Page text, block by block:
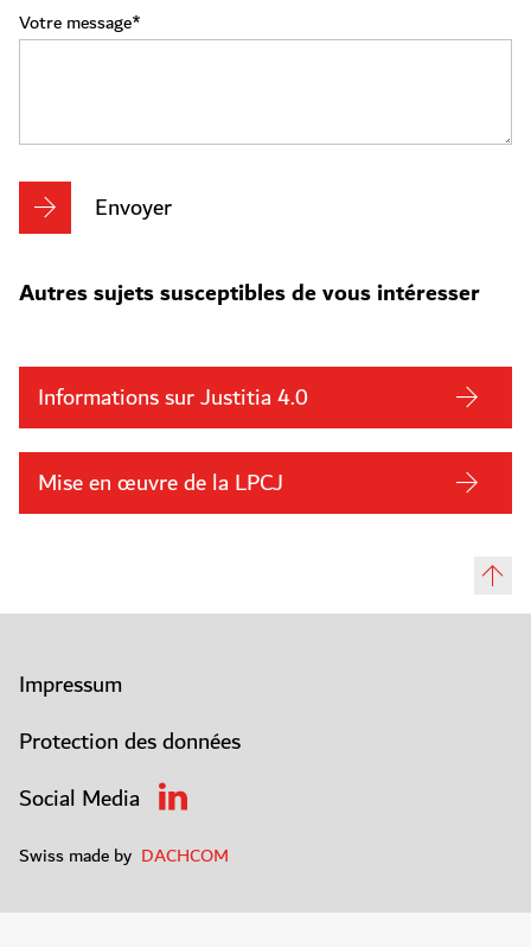
Votre message
Envoyer
Autres sujets susceptibles de vous intéresser
Informations sur Justitia 4.0
Mise en œuvre de la LPCJ
Impressum
Protection des données
Social Media
Swiss made by DACHCOM